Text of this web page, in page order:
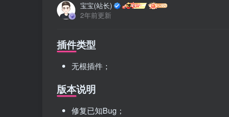
宝宝(站长)
2年前更新
插件类型
无根插件；
版本说明
修复已知Bug；